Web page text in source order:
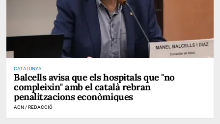
CATALUNYA
Balcells avisa que els hospitals que "no
compleixin" amb el català rebran
penalitzacions econòmiques
ACN / REDACCIÓ